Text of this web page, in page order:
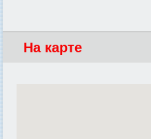
На карте